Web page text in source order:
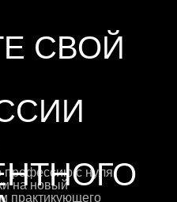
СВОЙ
профессию с нуля
на новый
практикующего